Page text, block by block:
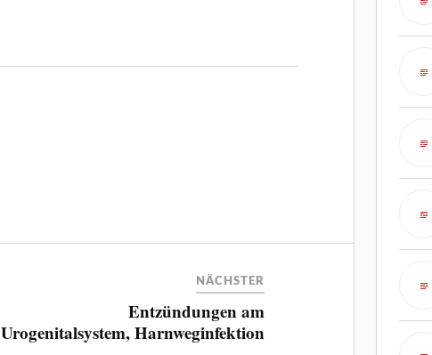
NÄCHSTER
Entzündungen am
Urogenitalsystem, Harnweginfektion